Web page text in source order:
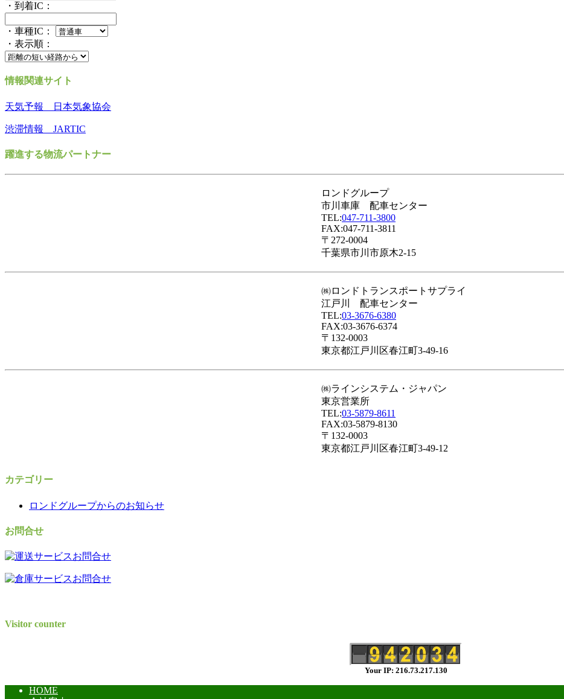
・到着IC：
・車種IC：
・表示順：
情報関連サイト
天気予報 日本気象協会
渋滞情報 JARTIC
躍進する物流パートナー
ロンドグループ
市川車庫 配車センター
TEL:047-711-3800
FAX:047-711-3811
〒272-0004
千葉県市川市原木2-15
㈱ロンドトランスポートサプライ
江戸川 配車センター
TEL:03-3676-6380
FAX:03-3676-6374
〒132-0003
東京都江戸川区春江町3-49-16
㈱ラインシステム・ジャパン
東京営業所
TEL:03-5879-8611
FAX:03-5879-8130
〒132-0003
東京都江戸川区春江町3-49-12
カテゴリー
ロンドグループからのお知らせ
お問合せ
Visitor counter
Your IP: 216.73.217.130
HOME